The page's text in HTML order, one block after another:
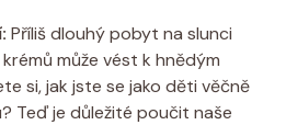
Příliš dlouhý pobyt na slunci
může vést k hnědým
si, jak jste se jako děti věčně
Teď je důležité poučit naše